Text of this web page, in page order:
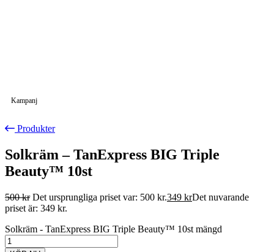
Kampanj
Produkter
Solkräm – TanExpress BIG Triple
Beauty™ 10st
500kr Det ursprungliga priset var: 500 kr.349 krDet nuvarande
priset är: 349 kr.
Solkräm - TanExpress BIG Triple Beauty™ 10st mängd